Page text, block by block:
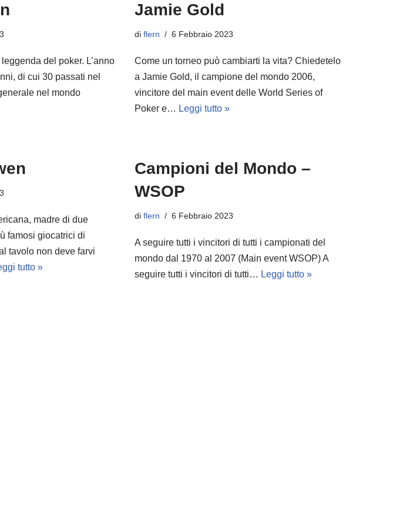
del poker. L’anno
di cui 30 passati nel
nel mondo
Jamie Gold
di flern 6 Febbraio 2023
Come un torneo può cambiarti la vita? Chiedetelo
a Jamie Gold, il campione del mondo 2006,
vincitore del main event delle World Series of
Poker e… Leggi tutto »
madre di due
famosi giocatrici di
tavolo non deve farvi
tutto »
Campioni del Mondo –
WSOP
di flern 6 Febbraio 2023
A seguire tutti i vincitori di tutti i campionati del
mondo dal 1970 al 2007 (Main event WSOP) A
seguire tutti i vincitori di tutti… Leggi tutto »